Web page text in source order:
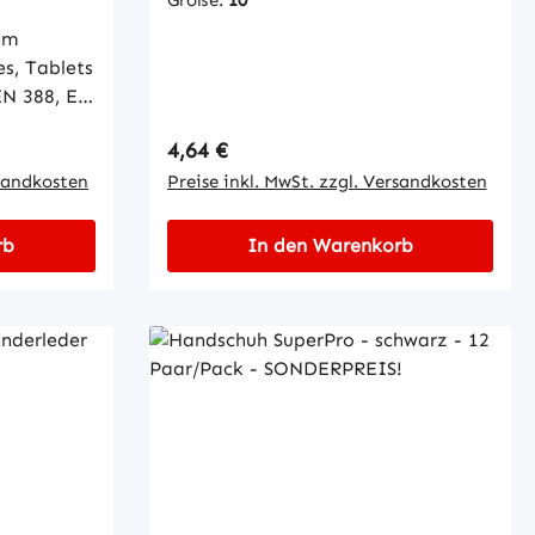
Tablets
/ 15
100 ,
1
Touch
Regulärer Preis:
4,64 €
Preise inkl. MwSt. zzgl. Versandkosten
In den Warenkorb